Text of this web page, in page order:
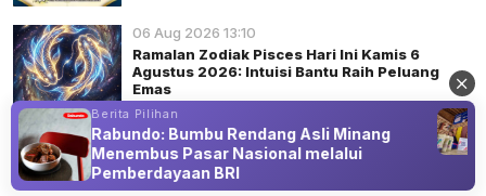
06 Aug 2026 13:10
Ramalan Zodiak Pisces Hari Ini Kamis 6
Agustus 2026: Intuisi Bantu Raih Peluang
Emas
Berita Pilihan
Rabundo: Bumbu Rendang Asli Minang
Menembus Pasar Nasional melalui
Pemberdayaan BRI